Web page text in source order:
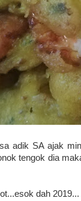
adik SA ajak
tengok dia
dah 2019...